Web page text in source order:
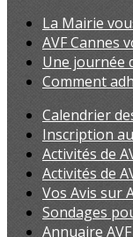
La Mairie
AVF Cannes
Une journée
Comment
Calendrier
Inscription
Activités de
Activités de
Vos Avis sur
Sondages
Annuaire